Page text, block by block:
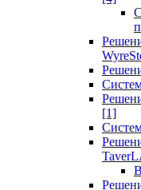
[1]